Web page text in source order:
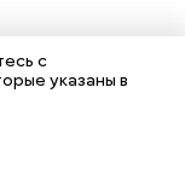
с
указаны в